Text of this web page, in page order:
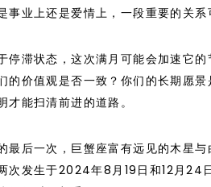
业上还是爱情上，一段重要的关系
停滞状态，这次满月可能会加速它
的价值观是否一致？你们的长期愿
能扫清前进的道路。
最后一次，巨蟹座富有远见的木星
次发生于2024年8月19日和12月